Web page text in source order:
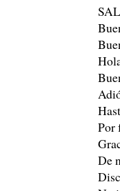
Por
De